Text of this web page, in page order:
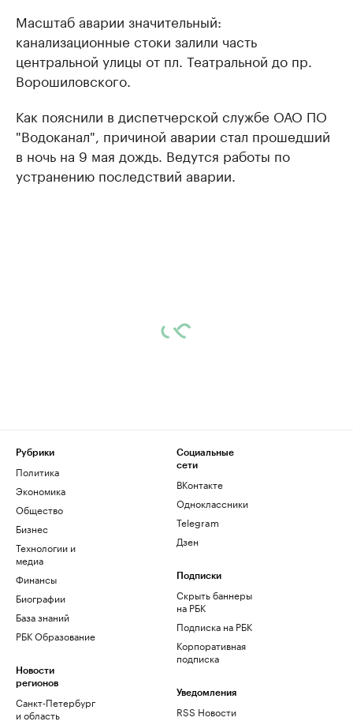
Масштаб аварии значительный:
канализационные стоки залили часть
центральной улицы от пл. Театральной до пр.
Ворошиловского.
Как пояснили в диспетчерской службе ОАО ПО
"Водоканал", причиной аварии стал прошедший
в ночь на 9 мая дождь. Ведутся работы по
устранению последствий аварии.
Рубрики
Политика
Экономика
Общество
Бизнес
Технологии и
медиа
Финансы
Биографии
База знаний
РБК Образование
Новости
регионов
Санкт-Петербург
и область
Социальные
сети
ВКонтакте
Одноклассники
Telegram
Дзен
Подписки
Скрыть баннеры
на РБК
Подписка на РБК
Корпоративная
подписка
Уведомления
RSS Новости